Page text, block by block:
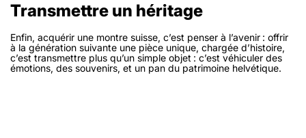
Transmettre un héritage
Enfin, acquérir une montre suisse, c’est penser à l’avenir : offrir
à la génération suivante une pièce unique, chargée d’histoire,
c’est transmettre plus qu’un simple objet : c’est véhiculer des
émotions, des souvenirs, et un pan du patrimoine helvétique.